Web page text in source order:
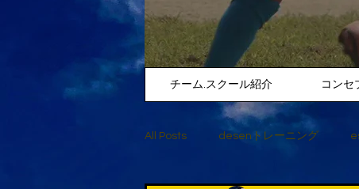
チーム.スクール紹介 コンセ
All Posts desenトレーニング